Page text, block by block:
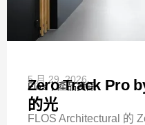
5 月 29, 2026
Flos 產品資訊
Zero Track Pro
的光
FLOS Architectural 的